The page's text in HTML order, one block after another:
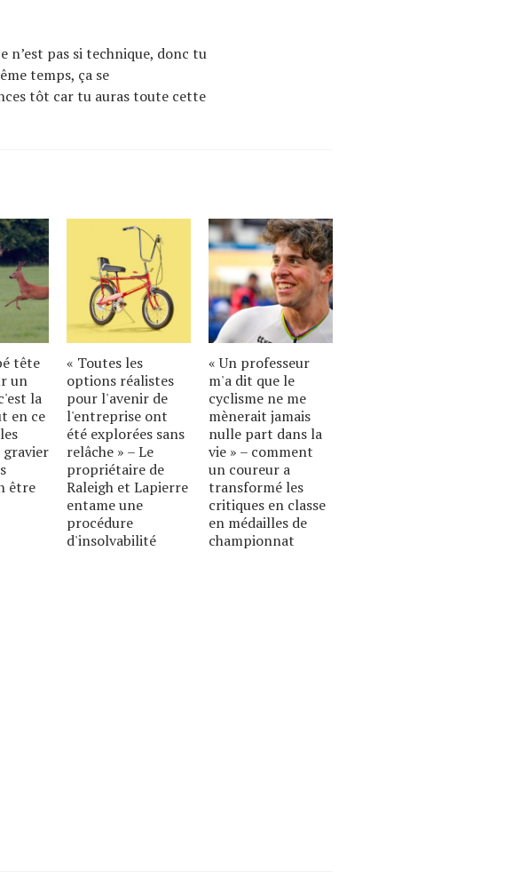
n’est pas si technique, donc tu
temps, ça se
tôt car tu auras toute cette
tête
un
la
en ce
gravier
être
« Toutes les
options réalistes
pour l'avenir de
l'entreprise ont
été explorées sans
relâche » – Le
propriétaire de
Raleigh et Lapierre
entame une
procédure
d'insolvabilité
« Un professeur
m'a dit que le
cyclisme ne me
mènerait jamais
nulle part dans la
vie » – comment
un coureur a
transformé les
critiques en classe
en médailles de
championnat